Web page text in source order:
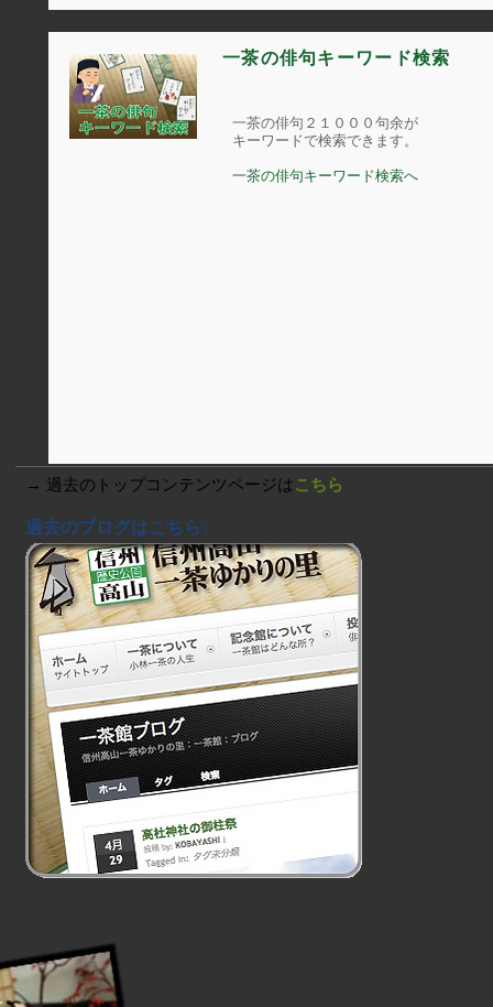
一茶の俳句キーワード検索
一茶の俳句２１０００句余が
キーワードで検索できます。
一茶の俳句キーワード検索へ
→ 過去のトップコンテンツページはこちら
過去のブログはこちら↓